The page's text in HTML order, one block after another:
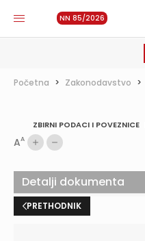
NN 85/2026
Početna > Zakonodavstvo >
ZBIRNI PODACI I POVEZNICE
AA
PRETHODNIK
Detalji dokumenta